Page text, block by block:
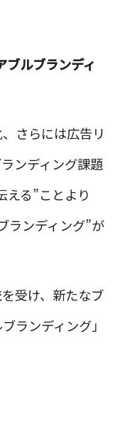
ルブランディ
さらには広告リ
ンディング課題
える”ことより
ランディング”が
受け、新たなブ
ランディング」